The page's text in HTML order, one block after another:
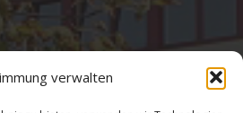
verwalten